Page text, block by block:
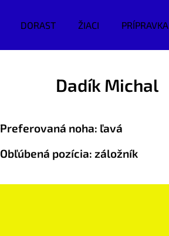
DORAST ŽIACI PRÍPRAVKA
Dadík Michal
Preferovaná noha: ľavá
Obľúbená pozícia: záložník